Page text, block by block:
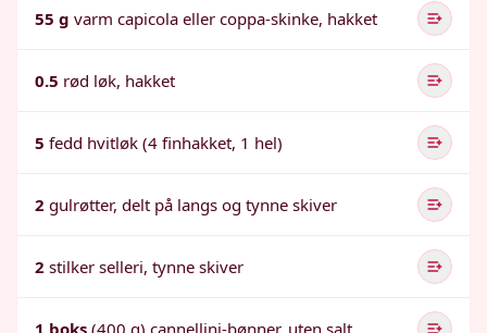
55 g varm capicola eller coppa-skinke, hakket
0.5 rød løk, hakket
5 fedd hvitløk (4 finhakket, 1 hel)
2 gulrøtter, delt på langs og tynne skiver
2 stilker selleri, tynne skiver
1 boks (400 g) cannellini-bønner, uten salt